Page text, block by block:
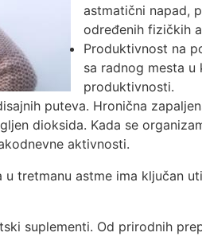
astmatični napad,
određenih fizičkih
Produktivnost na
sa radnog mesta
produktivnosti.
puteva. Hronična
dioksida. Kada se
aktivnosti.
tretmanu astme ima ključan
suplementi. Od prirodnih